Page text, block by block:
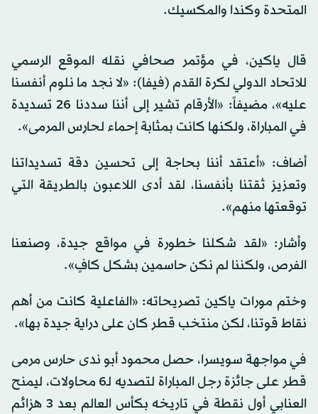
المتحدة وكندا والمكسيك.
قال ياكين، في مؤتمر صحافي نقله الموقع الرسمي
للاتحاد الدولي لكرة القدم (فيفا): «لا نجد ما نلوم أنفسنا
عليه»، مضيفاً: «الأرقام تشير إلى أننا سددنا 26 تسديدة
في المباراة، ولكنها كانت بمثابة إحماء لحارس المرمى».
أضاف: «أعتقد أننا بحاجة إلى تحسين دقة تسديداتنا
وتعزيز ثقتنا بأنفسنا، لقد أدى اللاعبون بالطريقة التي
توقعتها منهم».
وأشار: «لقد شكلنا خطورة في مواقع جيدة، وصنعنا
الفرص، ولكننا لم نكن حاسمين بشكل كافٍ».
وختم مورات ياكين تصريحاته: «الفاعلية كانت من أهم
نقاط قوتنا، لكن منتخب قطر كان على دراية جيدة بها».
في مواجهة سويسرا، حصل محمود أبو ندى حارس مرمى
قطر على جائزة رجل المباراة لتصديه لـ6 محاولات، ليمنح
العنابي أول نقطة في تاريخه بكأس العالم بعد 3 هزائم